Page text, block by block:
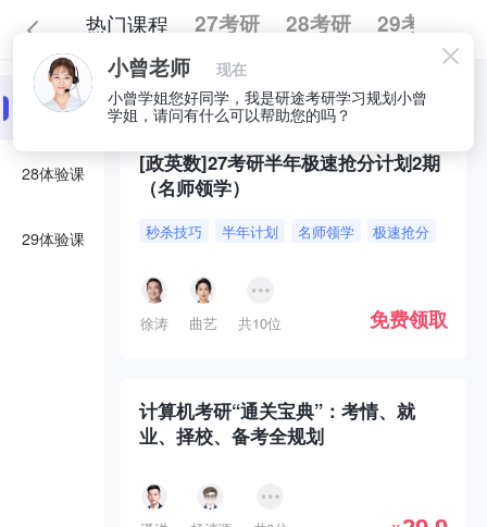
热门课程 27考研 28考研 29考研
27体验课
28体验课
29体验课
全部 必囤好课
[政英数]27考研半年极速抢分计划2期
（名师领学）
秒杀技巧 半年计划 名师领学 极速抢分
徐涛 曲艺 共10位 免费领取
计算机考研“通关宝典”：考情、就
业、择校、备考全规划
小曾老师
现在
小曾学姐您好同学，我是研途考研学习规划小曾
学姐，请问有什么可以帮助您的吗？